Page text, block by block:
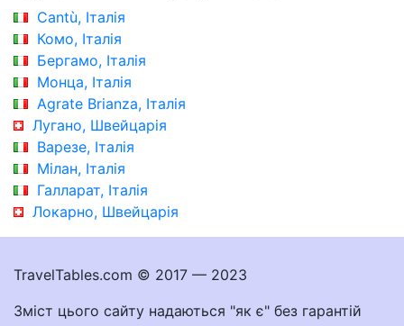
Cantù, Італія
Комо, Італія
Бергамо, Італія
Монца, Італія
Agrate Brianza, Італія
Лугано, Швейцарія
Варезе, Італія
Мілан, Італія
Галларат, Італія
Локарно, Швейцарія
TravelTables.com © 2017 — 2023
Зміст цього сайту надаються "як є" без гарантій